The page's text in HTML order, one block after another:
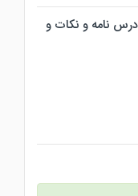
نامه و نكات و